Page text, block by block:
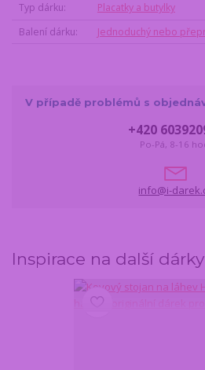
Typ dárku
Placatky a butylky
Balení dárku
Jednoduchý nebo
V případě problémů s
+420
Po-Pá, 8-16
info@i-
Inspirace na další dárky